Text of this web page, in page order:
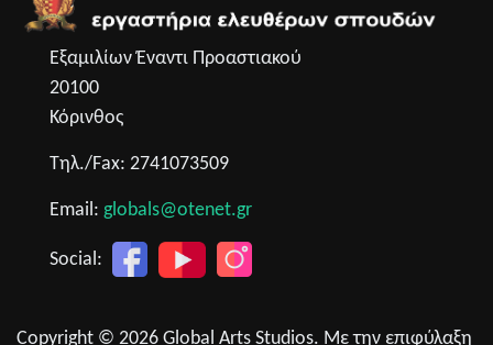
Εξαμιλίων Έναντι Προαστιακού
20100
Κόρινθος
Τηλ./Fax: 2741073509
Email: globals@otenet.gr
Social:
Copyright © 2026 Global Arts Studios. Με την επιφύλαξη